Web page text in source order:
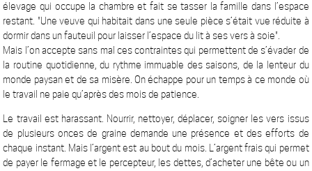
élevage qui occupe la chambre et fait se tasser la famille dans l’espace
restant. "Une veuve qui habitait dans une seule pièce s’était vue réduite à
dormir dans un fauteuil pour laisser l’espace du lit à ses vers à soie".
Mais l’on accepte sans mal ces contraintes qui permettent de s’évader de
la routine quotidienne, du rythme immuable des saisons, de la lenteur du
monde paysan et de sa misère. On échappe pour un temps à ce monde où
le travail ne paie qu’après des mois de patience.
Le travail est harassant. Nourrir, nettoyer, déplacer, soigner les vers issus
de plusieurs onces de graine demande une présence et des efforts de
chaque instant. Mais l’argent est au bout du mois. L’argent frais qui permet
de payer le fermage et le percepteur, les dettes, d’acheter une bête ou un